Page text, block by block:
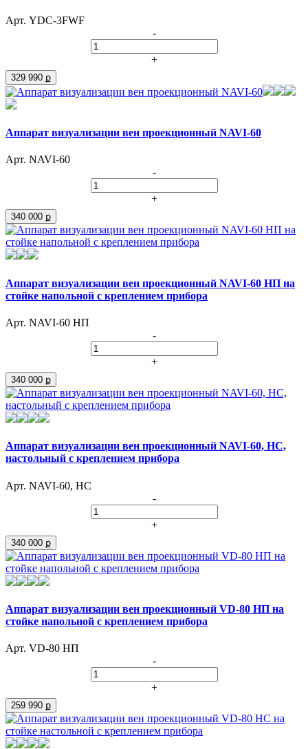
Арт. YDC-3FWF
-
+
329 990 ք
Аппарат визуализации вен проекционный NAVI-60
Арт. NAVI-60
-
+
340 000 ք
Аппарат визуализации вен проекционный NAVI-60 НП на
стойке напольной с креплением прибора
Арт. NAVI-60 НП
-
+
340 000 ք
Аппарат визуализации вен проекционный NAVI-60, НС,
настольный с креплением прибора
Арт. NAVI-60, НС
-
+
340 000 ք
Аппарат визуализации вен проекционный VD-80 НП на
стойке напольной с креплением прибора
Арт. VD-80 НП
-
+
259 990 ք